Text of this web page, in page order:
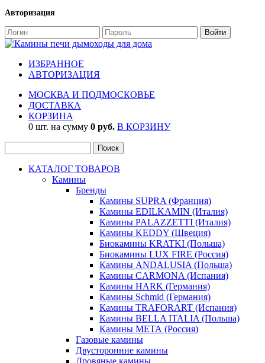
Авторизация
ИЗБРАННОЕ
АВТОРИЗАЦИЯ
МОСКВА И ПОДМОСКОВЬЕ
ДОСТАВКА
КОРЗИНА
0 шт. на сумму 0 руб. В КОРЗИНУ
КАТАЛОГ ТОВАРОВ
Камины
Бренды
Камины SUPRA (Франция)
Камины EDILKAMIN (Италия)
Камины PALAZZETTI (Италия)
Камины KEDDY (Швеция)
Биокамины KRATKI (Польша)
Биокамины LUX FIRE (Россия)
Камины ANDALUSIA (Польша)
Камины CARMONA (Испания)
Камины HARK (Германия)
Камины Schmid (Германия)
Камины TRAFORART (Испания)
Камины BELLA ITALIA (Польша)
Камины МЕТА (Россия)
Газовые камины
Двусторонние камины
Дровяные камины